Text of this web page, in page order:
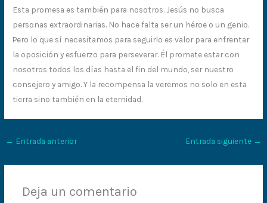
Esta promesa es también para nosotros. Jesús no busca
personas extraordinarias. No hace falta ser un héroe o un genio.
Pero lo que sí necesitamos para seguirlo es valor para enfrentar
la oposición y esfuerzo para perseverar. Él promete estar con
nosotros todos los días hasta el fin del mundo, ser nuestro
consejero y amigo. Y la recompensa la veremos no solo en esta
tierra sino también en la eternidad.
← Entrada anterior Entrada siguiente →
Deja un comentario